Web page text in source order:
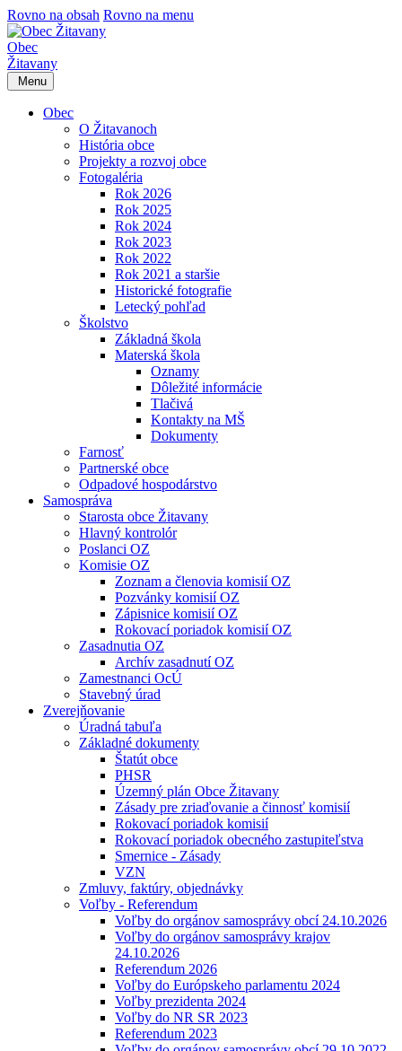
Rovno na obsah Rovno na menu
Obec
Žitavany
Menu
Obec
O Žitavanoch
História obce
Projekty a rozvoj obce
Fotogaléria
Rok 2026
Rok 2025
Rok 2024
Rok 2023
Rok 2022
Rok 2021 a staršie
Historické fotografie
Letecký pohľad
Školstvo
Základná škola
Materská škola
Oznamy
Dôležité informácie
Tlačivá
Kontakty na MŠ
Dokumenty
Farnosť
Partnerské obce
Odpadové hospodárstvo
Samospráva
Starosta obce Žitavany
Hlavný kontrolór
Poslanci OZ
Komisie OZ
Zoznam a členovia komisií OZ
Pozvánky komisií OZ
Zápisnice komisií OZ
Rokovací poriadok komisií OZ
Zasadnutia OZ
Archív zasadnutí OZ
Zamestnanci OcÚ
Stavebný úrad
Zverejňovanie
Úradná tabuľa
Základné dokumenty
Štatút obce
PHSR
Územný plán Obce Žitavany
Zásady pre zriaďovanie a činnosť komisií
Rokovací poriadok komisií
Rokovací poriadok obecného zastupiteľstva
Smernice - Zásady
VZN
Zmluvy, faktúry, objednávky
Voľby - Referendum
Voľby do orgánov samosprávy obcí 24.10.2026
Voľby do orgánov samosprávy krajov
24.10.2026
Referendum 2026
Voľby do Európskeho parlamentu 2024
Voľby prezidenta 2024
Voľby do NR SR 2023
Referendum 2023